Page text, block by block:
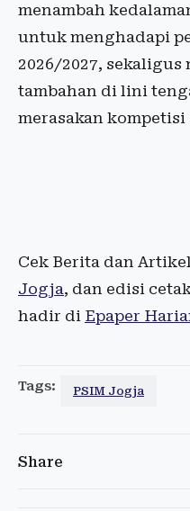
menambah
untuk menghadapi
2026/2027,
tambahan di lini
merasakan
Cek Berita dan
Jogja, dan edisi
hadir di Epaper
Tags: PSIM Jogja
Share